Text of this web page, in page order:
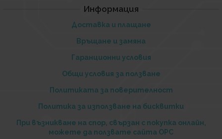
Информация
Доставка и плащане
Връщане и замяна
Гаранционни условия
Общи условия за ползване
Политиката за поверителност
Политика за използване на бисквитки
При възникване на спор, свързан с покупка онлайн,
можете да ползвате сайта ОРС